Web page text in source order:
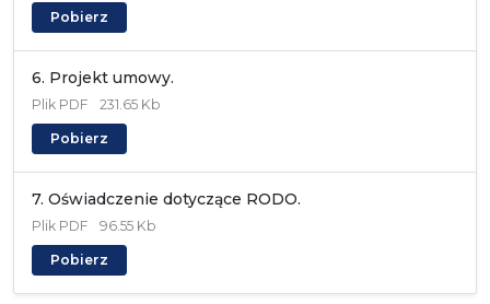
Pobierz
6. Projekt umowy.
Plik PDF 231.65 Kb
Pobierz
7. Oświadczenie dotyczące RODO.
Plik PDF 96.55 Kb
Pobierz